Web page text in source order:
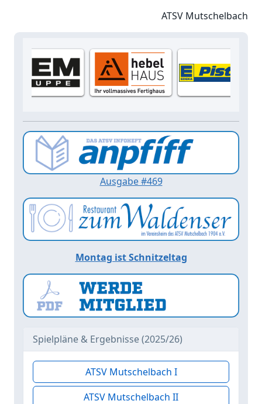
ATSV Mutschelbach
Ausgabe #469
Montag ist Schnitzeltag
Spielpläne & Ergebnisse (2025/26)
ATSV Mutschelbach I
ATSV Mutschelbach II